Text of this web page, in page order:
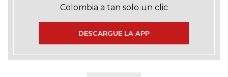
Colombia a tan solo un clic
DESCARGUE LA APP